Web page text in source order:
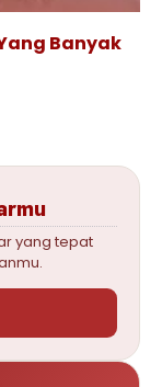
Banyak
yang tepat